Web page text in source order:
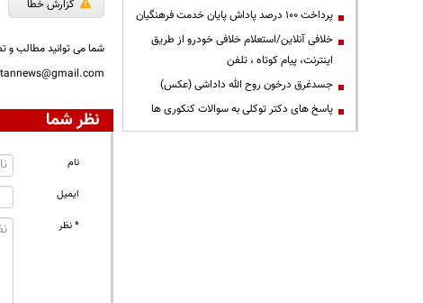
گزارش خطا
شما می توانید مطالب و
نظر شما
نام
ایمیل
* نظر
پرداخت ۱۰۰ درصد پاداش پایان خدمت فرهنگیان
خلافی آنلاین/استعلام خلافی خودرو از طریق
اینترنت، پیام کوتاه ، تلفن
جسدغرق درخون روح الله داداشی (عکس)
پاسخ های دکتر توکلی به سوالات کنکوری ها